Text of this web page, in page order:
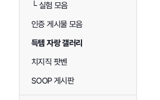
└실험 모음
인증 게시물 모음
득템 자랑 갤러리
치지직 팟벤
SOOP 게시판